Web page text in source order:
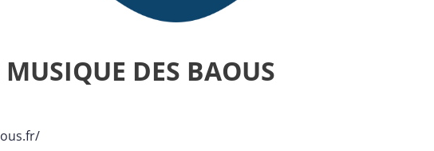
MUSIQUE DES BAOUS